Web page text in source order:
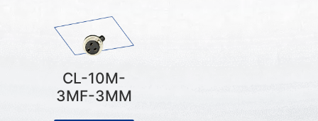
CL-10M-
3MF-3MM